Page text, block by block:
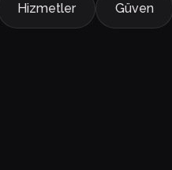
Hizmetler Güven